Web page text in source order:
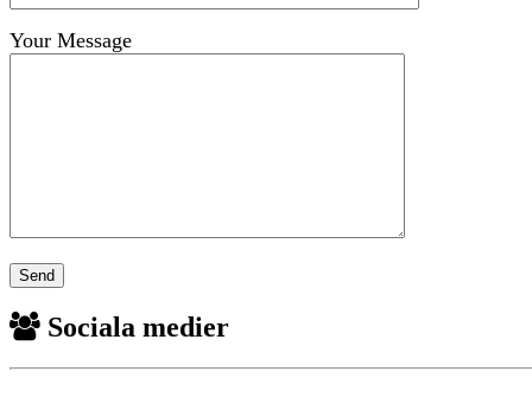
Your Message
Sociala medier